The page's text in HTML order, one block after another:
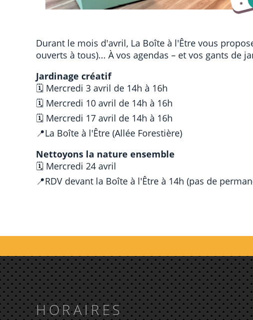
Durant le mois d'avril, La Boîte à l'Être vous
ouverts à tous)... À vos agendas – et vos gants de
Jardinage créatif
🗓 Mercredi 3 avril de 14h à 16h
🗓 Mercredi 10 avril de 14h à 16h
🗓 Mercredi 17 avril de 14h à 16h
📍La Boîte à l'Être (Allée Forestière)
Nettoyons la nature ensemble
🗓 Mercredi 24 avril
📍RDV devant la Boîte à l'Être à 14h (pas de
HORAIRES